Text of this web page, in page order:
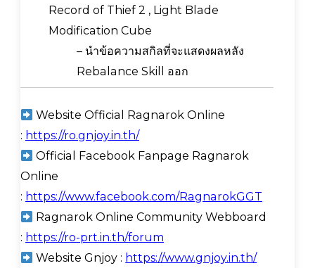
Record of Thief 2 , Light Blade
Modification Cube
– นำข้อความสกิลที่จะแสดงผลหลัง
Rebalance Skill ออก
Website Official Ragnarok Online
: https://ro.gnjoy.in.th/
Official Facebook Fanpage Ragnarok
Online
: https://www.facebook.com/RagnarokGGT
Ragnarok Online Community Webboard
: https://ro-prt.in.th/forum
Website Gnjoy : https://www.gnjoy.in.th/